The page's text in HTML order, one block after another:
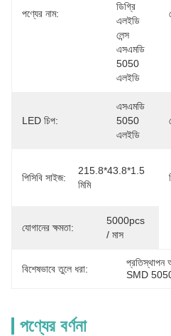
পণ্যের নাম:
ডিগ্রি
এলইডি
লেন্স
এসএমডি
5050
এলইডি
LED চিপ:
এসএমডি
5050
এলইডি
পিসিবি সাইজ:
215.8*43.8*1.5
মিমি
যোগানের ক্ষমতা:
5000pcs
/ মাস
বিশেষভাবে তুলে ধরা:
প্রতিস্থাপন
SMD 5050
পণ্যের বর্ণনা